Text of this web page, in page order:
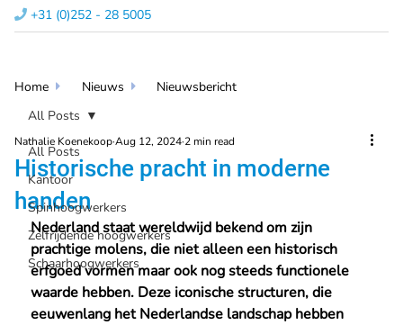
 +31 (0)252 - 28 5005​
All Posts
Kantoor
Spinhoogwerkers
Zelfrijdende hoogwerkers
Schaarhoogwerkers
All Posts
Historische pracht in moderne
handen
Nathalie KoenekoopAug 12, 2024 2 min read
Nederland staat wereldwijd bekend om zijn
prachtige molens, die niet alleen een historisch
erfgoed vormen maar ook nog steeds functionele
waarde hebben. Deze iconische structuren, die
eeuwenlang het Nederlandse landschap hebben
Home  Nieuws  Nieuwsbericht